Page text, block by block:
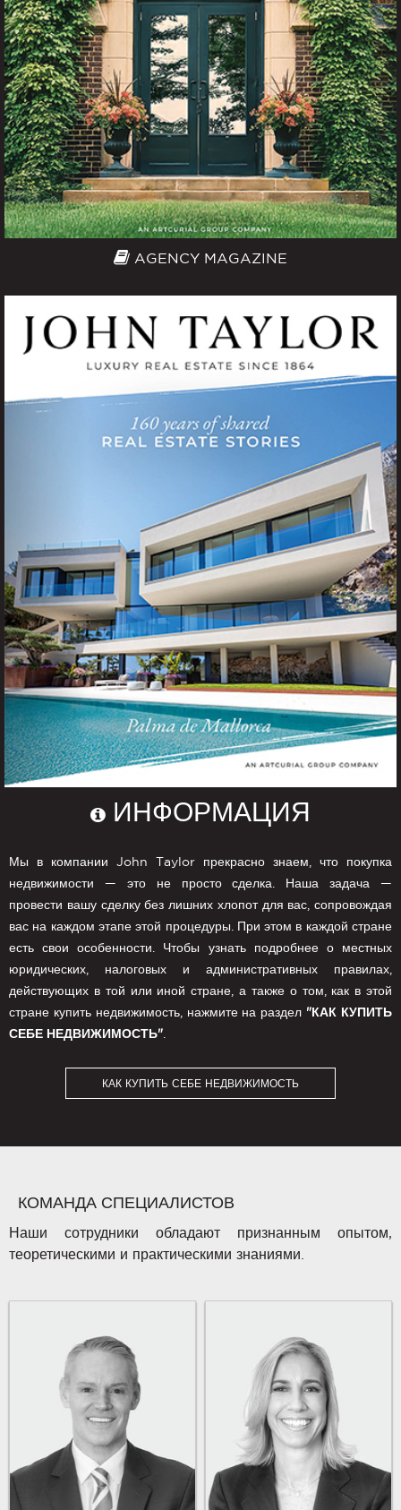
AGENCY MAGAZINE
ИНФОРМАЦИЯ
Мы в компании John Taylor прекрасно знаем, что покупка
недвижимости — это не просто сделка. Наша задача —
провести вашу сделку без лишних хлопот для вас, сопровождая
вас на каждом этапе этой процедуры. При этом в каждой стране
есть свои особенности. Чтобы узнать подробнее о местных
юридических, налоговых и административных правилах,
действующих в той или иной стране, а также о том, как в этой
стране купить недвижимость, нажмите на раздел "КАК КУПИТЬ
СЕБЕ НЕДВИЖИМОСТЬ"
КАК КУПИТЬ СЕБЕ НЕДВИЖИМОСТЬ
КОМАНДА СПЕЦИАЛИСТОВ
Наши сотрудники обладают признанным опытом,
теоретическими и практическими знаниями.